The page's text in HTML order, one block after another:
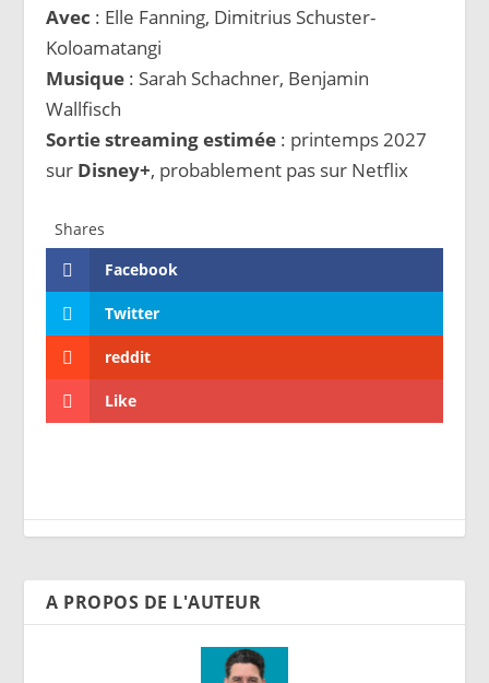
Avec : Elle Fanning, Dimitrius Schuster-
Koloamatangi
Musique : Sarah Schachner, Benjamin
Wallfisch
Sortie streaming estimée : printemps 2027
sur Disney+, probablement pas sur Netflix
Shares
Facebook
Twitter
reddit
Like
A PROPOS DE L'AUTEUR